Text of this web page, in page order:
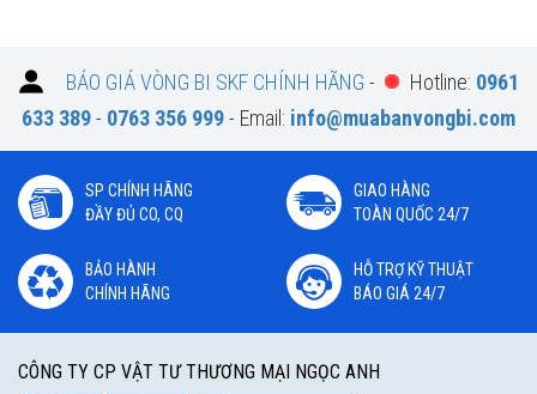
BÁO GIÁ VÒNG BI SKF CHÍNH HÃNG - Hotline: 0961
633 389- 0763 356 999- Email: info@muabanvongbi.com
SP CHÍNH HÃNG
ĐẦY ĐỦ CO, CQ
GIAO HÀNG
TOÀN QUỐC 24/7
BẢO HÀNH
CHÍNH HÃNG
HỖ TRỢ KỸ THUẬT
BÁO GIÁ 24/7
CÔNG TY CP VẬT TƯ THƯƠNG MẠI NGỌC ANH